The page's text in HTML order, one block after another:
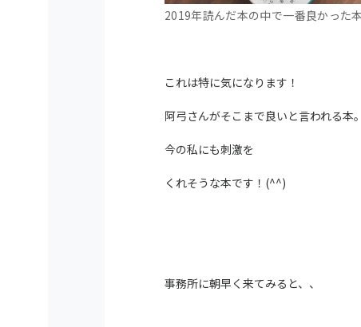
2019年読んだ本の中で一番良かった
これは特に気になります！
阿弓さんがそこまで良いと言われる本。
今の私にも刺激を
くれそうな本です！(^^)
事務所に朝早く来てみると、、